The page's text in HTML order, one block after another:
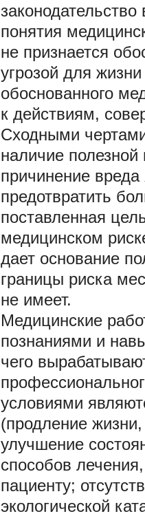
понятия
не признается
угрозой для
обоснованного
к действиям,
Сходными
наличие
причинение
предотвратить
поставленная
медицинском
дает основание
границы риска
не имеет.
Медицинские
познаниями и
чего
условиями
(продление
улучшение
способов
пациенту;
экологической